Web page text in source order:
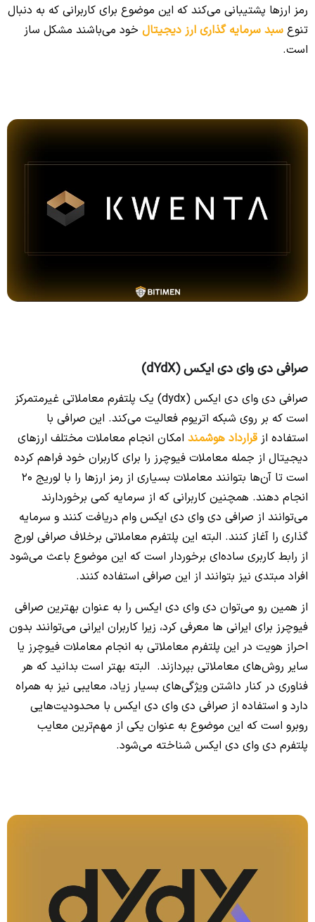
رمز ارزها پشتیبانی می‌کند که این موضوع برای کاربرانی که به دنبال
تنوع سبد سرمایه گذاری ارز دیجیتال خود می‌باشند مشکل ساز
است.
صرافی دی وای دی ایکس (dYdX)
صرافی دی وای دی ایکس (dydx) یک پلتفرم معاملاتی غیرمتمرکز
است که بر روی شبکه اتریوم فعالیت می‌کند. این صرافی با
استفاده از قرارداد هوشمند امکان انجام معاملات مختلف ارزهای
دیجیتال از جمله معاملات فیوچرز را برای کاربران خود فراهم کرده
است تا آن‌ها بتوانند معاملات بسیاری از رمز ارزها را با لوریج 20
انجام دهند. همچنین کاربرانی که از سرمایه کمی برخوردارند
می‌توانند از صرافی دی وای دی ایکس وام دریافت کنند و سرمایه
گذاری را آغاز کنند. البته این پلتفرم معاملاتی برخلاف صرافی لورج
از رابط کاربری ساده‌ای برخوردار است که این موضوع باعث می‌شود
افراد مبتدی نیز بتوانند از این صرافی استفاده کنند.
از همین رو می‌توان دی وای دی ایکس را به عنوان بهترین صرافی
فیوچرز برای ایرانی ها معرفی کرد، زیرا کاربران ایرانی می‌توانند بدون
احراز هویت در این پلتفرم معاملاتی به انجام معاملات فیوچرز یا
سایر روش‌های معاملاتی بپردازند. البته بهتر است بدانید که هر
فناوری در کنار داشتن ویژگی‌های بسیار زیاد، معایبی نیز به همراه
دارد و استفاده از صرافی دی وای دی ایکس با محدودیت‌هایی
روبرو است که این موضوع به عنوان یکی از مهم‌ترین معایب
پلتفرم دی وای دی ایکس شناخته می‌شود.